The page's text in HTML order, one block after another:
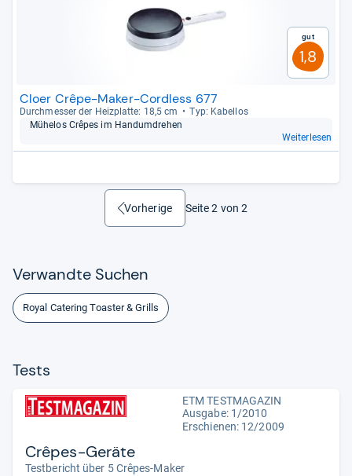
Gut
1,8
Cloer Crêpe-Maker-Cordless 677
Durch­mes­ser der Heiz­platte: 18,5 cm
Typ: Kabel­los
Mühe­los Crê­pes im Handum­dre­hen
Weiterlesen
zurückVorherige Seite 2 von 2
Ver­wandte Suchen
Royal Catering Toaster & Grills
Tests
ETM TESTMAGAZIN
Ausgabe: 1/2010
Erschienen: 12/2009
Crêpes-Geräte
Testbericht über 5 Crêpes-Maker